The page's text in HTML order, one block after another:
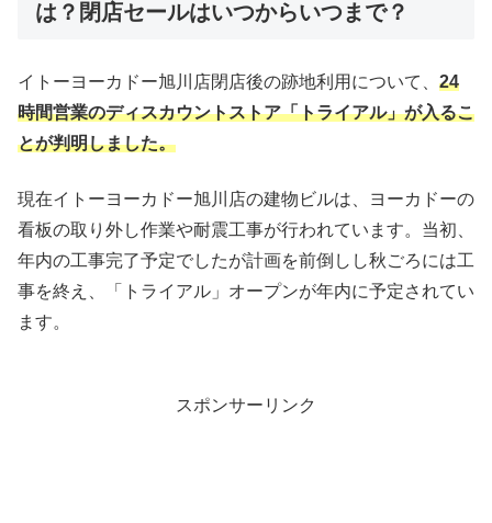
は？閉店セールはいつからいつまで？
イトーヨーカドー旭川店閉店後の跡地利用について、 24
時間営業のディスカウントストア「トライアル」が入るこ
とが判明しました。
現在イトーヨーカドー旭川店の建物ビルは、ヨーカドーの
看板の取り外し作業や耐震工事が行われています。当初、
年内の工事完了予定でしたが計画を前倒しし秋ごろには工
事を終え、「トライアル」オープンが年内に予定されてい
ます。
スポンサーリンク